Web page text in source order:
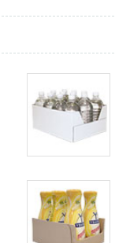
Packs
gallery
Packs
gallery